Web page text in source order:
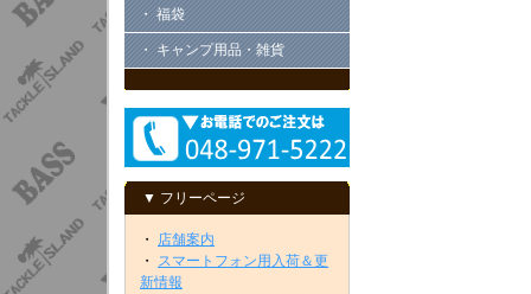
・ 福袋
・ キャンプ用品・雑貨
▼ フリーページ
・ 店舗案内
・ スマートフォン用入荷＆更
新情報